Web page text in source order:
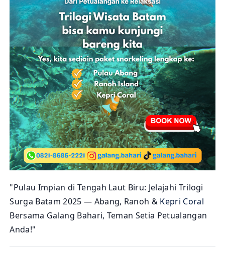
"Pulau Impian di Tengah Laut Biru: Jelajahi Trilogi
Surga Batam 2025 — Abang, Ranoh & Kepri Coral
Bersama Galang Bahari, Teman Setia Petualangan
Anda!"